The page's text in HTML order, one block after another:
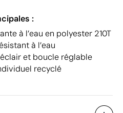
:
à l’eau en polyester 210T
à l’eau
et boucle réglable
recyclé